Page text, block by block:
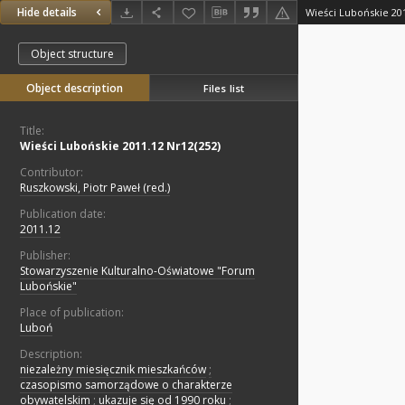
Hide details Wieści Lubońskie
Object structure
Object description Files list
Title:
Wieści Lubońskie 2011.12 Nr12(252)
Contributor:
Ruszkowski, Piotr Paweł (red.)
Publication date:
2011.12
Publisher:
Stowarzyszenie Kulturalno-Oświatowe "Forum
Lubońskie"
Place of publication:
Luboń
Description:
niezależny miesięcznik mieszkańców ;
czasopismo samorządowe o charakterze
obywatelskim ; ukazuje się od 1990 roku ;